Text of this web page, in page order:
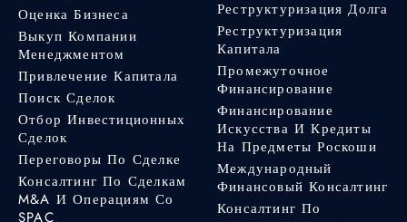
Оценка Бизнеса
Выкуп Компании
Менеджментом
Привлечение Капитала
Поиск Сделок
Отбор Инвестиционных
Сделок
Переговоры По Сделке
Консалтинг По Сделкам
M&A И Операциям Со
SPAC
Реструктуризация Долга
Реструктуризация
Капитала
Промежуточное
Финансирование
Финансирование
Искусства И Кредиты
На Предметы Роскоши
Международный
Финансовый Консалтинг
Консалтинг По